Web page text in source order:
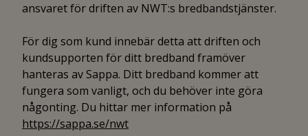
ansvaret för driften av NWT:s bredbandstjänster.
För dig som kund innebär detta att driften och
kundsupporten för ditt bredband framöver
hanteras av Sappa. Ditt bredband kommer att
fungera som vanligt, och du behöver inte göra
någonting. Du hittar mer information på
https://sappa.se/nwt